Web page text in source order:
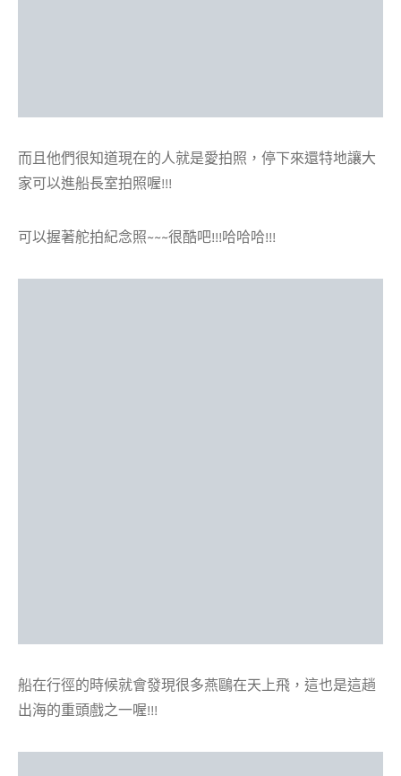
而且他們很知道現在的人就是愛拍照，停下來還特地讓大
家可以進船長室拍照喔!!!
可以握著舵拍紀念照~~~很酷吧!!!哈哈哈!!!
船在行徑的時候就會發現很多燕鷗在天上飛，這也是這趟
出海的重頭戲之一喔!!!